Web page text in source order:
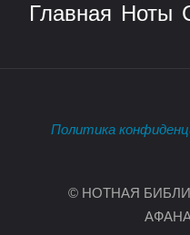
Главная Ноты
Политика
© НОТНАЯ